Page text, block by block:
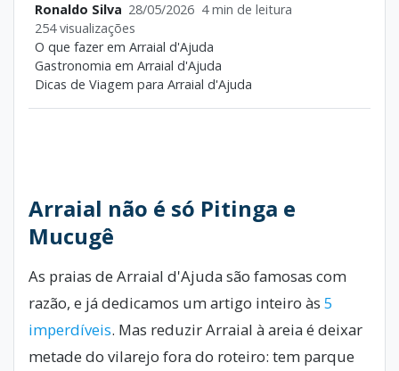
Ronaldo Silva 28/05/2026 4 min de leitura
254 visualizações
O que fazer em Arraial d'Ajuda
Gastronomia em Arraial d'Ajuda
Dicas de Viagem para Arraial d'Ajuda
Arraial não é só Pitinga e
Mucugê
As praias de Arraial d'Ajuda são famosas com
razão, e já dedicamos um artigo inteiro às 5
imperdíveis. Mas reduzir Arraial à areia é deixar
metade do vilarejo fora do roteiro: tem parque